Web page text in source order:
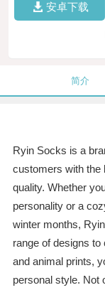
安卓下载
简介
Ryin Socks is a
customers with the
quality. Whether
personality or a
winter months,
range of designs
and animal prints,
personal style. Not